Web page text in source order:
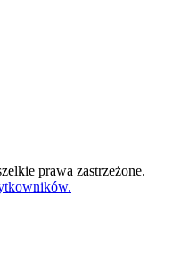
prawa zastrzeżone.